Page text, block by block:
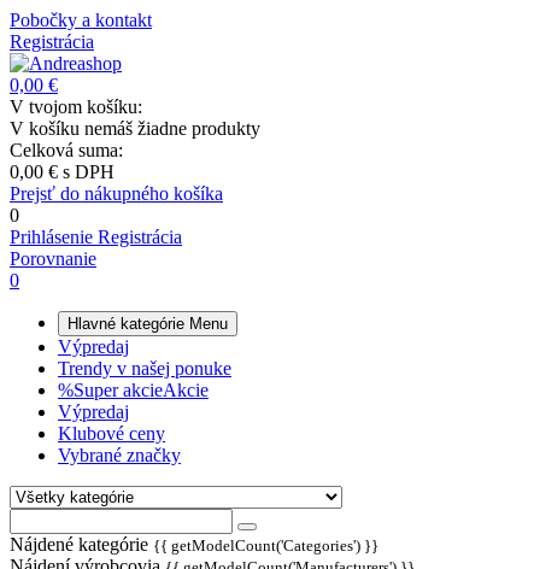
Pobočky a kontakt
Registrácia
0,00 €
V tvojom košíku:
V košíku nemáš žiadne produkty
Celková suma:
0,00 € s DPH
Prejsť do nákupného košíka
0
Prihlásenie Registrácia
Porovnanie
0
Hlavné kategórie Menu
Výpredaj
Trendy v našej ponuke
%Super akcieAkcie
Výpredaj
Klubové ceny
Vybrané značky
Nájdené kategórie {{ getModelCount('Categories') }}